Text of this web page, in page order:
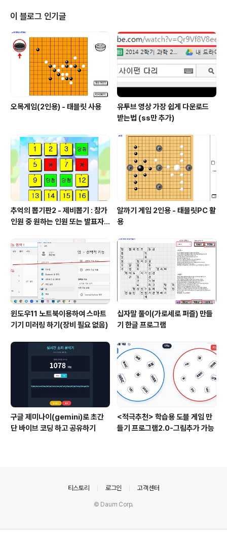
볼수 없는 기능도 추가되어 있다.직접 만들고 싶었는데, 최
근에 온라인 직소퍼즐을 만들어 주는 사이트를 알게 되었
다. 내가 만들고 싶은 기능이 다 들어 있다. 따로 만들 필요
가 없어졌다.만드는 방법도 아주 간단하고, 회원가입도 필
요 없다. 간단하게 수업과 관련된 내용을 직소퍼즐을 만들
어서 퍼즐 주소를 학생들에게 보내..
이 블로그 인기글
오목게임(2인용) - 태블릿 사용
유투브 영상 가장 쉽게 다운로드
받는법 (ss만 추가)
추억의 뽑기판2 - 제비뽑기 : 참가
인원 중 원하는 인원 또는 발표자
알까기 게임 2인용 - 태블릿PC 활
용
윈도우11 노트북이용하여 스마트
기기 미러링 하기(장비 필요 없음)
십자말 풀이(가로세로 퍼즐) 만들
기 한글 프로그램
구글 제미나이(gemini)로 초간
단 바이브 코딩 하고 공유하기
<적극추천> 학습용 도블 게임 만
들기 프로그램2.0-그림추가 가능
티스토리 로그인 고객센터
© Daum Corp.